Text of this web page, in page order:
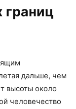
дальше, чем
высоты около
человечество